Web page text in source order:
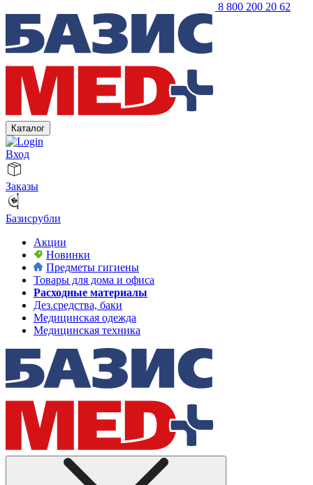
8 800 200 20 62
Каталог
Вход
Заказы
Базисрубли
Акции
Новинки
Предметы гигиены
Товары для дома и офиса
Расходные материалы
Дез.средства, баки
Медицинская одежда
Медицинская техника